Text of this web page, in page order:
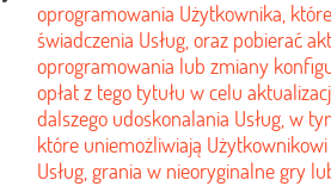
oprogramowania Użytkownika,
świadczenia Usług, oraz pobierać
oprogramowania lub zmiany
opłat z tego tytułu w celu
dalszego udoskonalania Usług, w
które uniemożliwiają
Usług, grania w nieoryginalne gry